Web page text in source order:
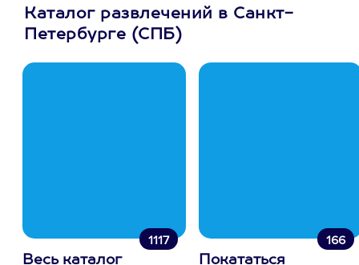
Каталог развлечений в Санкт-
Петербурге (СПБ)
1117
Весь каталог
166
Покататься